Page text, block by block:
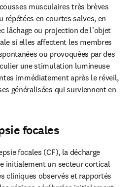
musculaires très brèves
répétées en courtes salves, en
lâchage ou projection de l'objet
si elles affectent les membres
ou provoquées par des
une stimulation lumineuse
immédiatement après le réveil,
généralisées qui surviennent en
focales
focales (CF), la décharge
initialement un secteur cortical
cliniques observés et rapportés